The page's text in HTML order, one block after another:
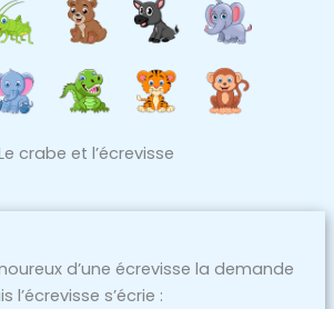
crabe et l’écrevisse
d’une écrevisse la demande
l’écrevisse s’écrie :